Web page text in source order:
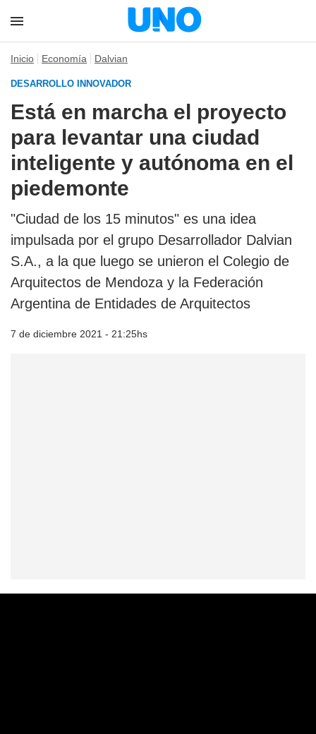
Inicio Economía Dalvian
DESARROLLO INNOVADOR
Está en marcha el proyecto
para levantar una ciudad
inteligente y autónoma en el
piedemonte
"Ciudad de los 15 minutos" es una idea
impulsada por el grupo Desarrollador Dalvian
S.A., a la que luego se unieron el Colegio de
Arquitectos de Mendoza y la Federación
Argentina de Entidades de Arquitectos
7 de diciembre 2021 - 21:25hs